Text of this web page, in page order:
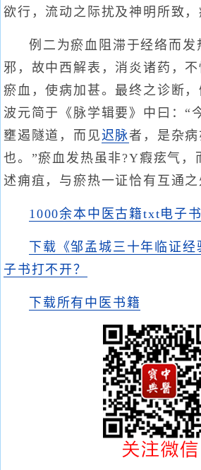
欲行，流动之际扰及神明所致，
例二为瘀血阻滞于经络而发
邪，故中西解表，消炎诸药，
瘀血，使病加甚。最终之诊断
波元简于《脉学辑要》中曰：“
壅遏隧道，而见迟脉者，是杂
也。”瘀血发热虽非?Y瘕痃气，
述痈疽，与瘀热一证恰有互通之
1000余本中医古籍txt电子
下载《邹孟城三十年临证
子书打不开？
下载所有中医书籍